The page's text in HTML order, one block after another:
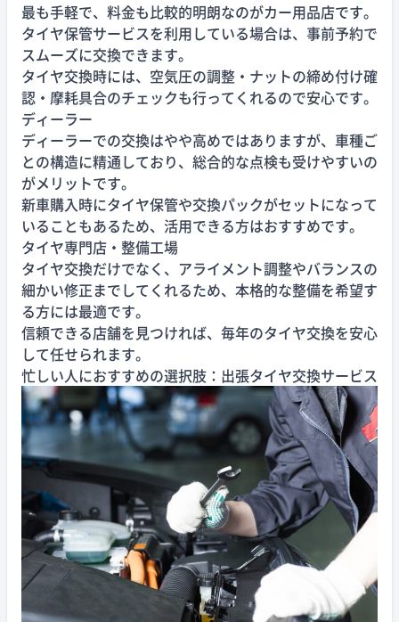
最も手軽で、料金も比較的明朗なのがカー用品店です。
タイヤ保管サービスを利用している場合は、事前予約で
スムーズに交換できます。
タイヤ交換時には、空気圧の調整・ナットの締め付け確
認・摩耗具合のチェックも行ってくれるので安心です。
ディーラー
ディーラーでの交換はやや高めではありますが、車種ご
との構造に精通しており、総合的な点検も受けやすいの
がメリットです。
新車購入時にタイヤ保管や交換パックがセットになって
いることもあるため、活用できる方はおすすめです。
タイヤ専門店・整備工場
タイヤ交換だけでなく、アライメント調整やバランスの
細かい修正までしてくれるため、本格的な整備を希望す
る方には最適です。
信頼できる店舗を見つければ、毎年のタイヤ交換を安心
して任せられます。
忙しい人におすすめの選択肢：出張タイヤ交換サービス